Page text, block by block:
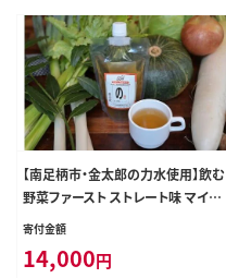
【南足柄市・金太郎の力水使用】飲む
野菜ファースト ストレート味 マイル
ドテイスト×6本入
寄付金額
14,000円